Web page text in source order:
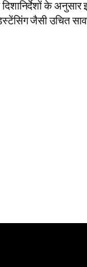
के अनुसार
जैसी उचित